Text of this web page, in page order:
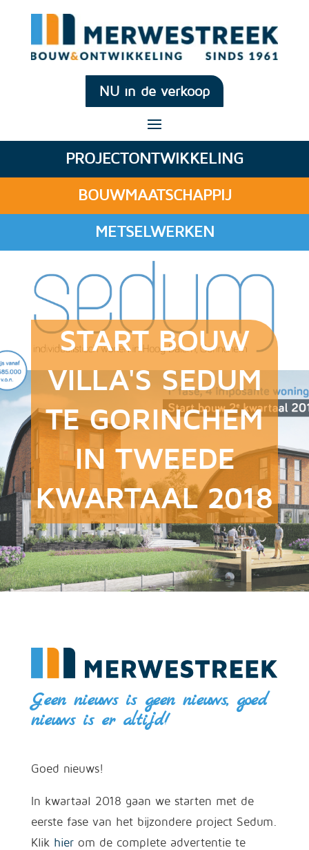
NU in de verkoop
PROJECTONTWIKKELING
BOUWMAATSCHAPPIJ
METSELWERKEN
START BOUW
VILLA'S SEDUM
TE GORINCHEM
IN TWEEDE
KWARTAAL 2018
Geen nieuws is geen nieuws, goed
nieuws is er altijd!
Goed nieuws!
In kwartaal 2018 gaan we starten met de
eerste fase van het bijzondere project Sedum.
Klik hierom de complete advertentie te